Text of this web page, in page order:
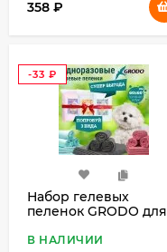
358 ₽
-33 ₽
Набор гелевых
пеленок GRODO для
видов по 10 шт.
В НАЛИЧИИ